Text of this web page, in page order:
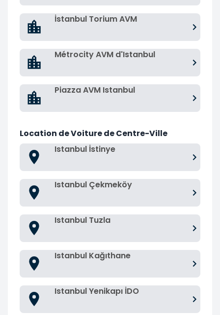
İstanbul Torium AVM
Métrocity AVM d'Istanbul
Piazza AVM Istanbul
Location de Voiture de Centre-Ville
Istanbul İstinye
Istanbul Çekmeköy
Istanbul Tuzla
Istanbul Kağıthane
Istanbul Yenikapı İDO